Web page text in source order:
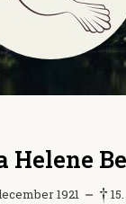
Helene
1921